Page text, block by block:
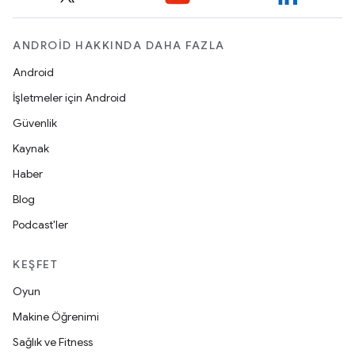
ANDROID HAKKINDA DAHA FAZLA
Android
İşletmeler için Android
Güvenlik
Kaynak
Haber
Blog
Podcast'ler
KEŞFET
Oyun
Makine Öğrenimi
Sağlık ve Fitness